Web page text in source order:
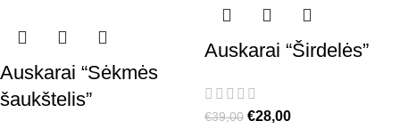
Auskarai “Sėkmės
šaukštelis”
Auskarai “Širdelės”
€39,00 €28,00